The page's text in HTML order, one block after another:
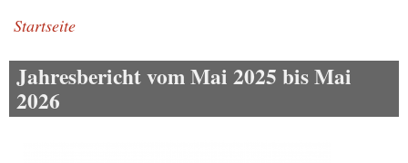
Startseite
Jahresbericht vom Mai 2025 bis Mai
2026